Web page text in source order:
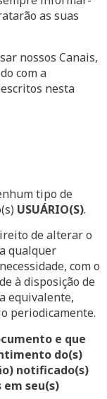
as suas
nossos Canais,
com a
nesta
tipo de
USUÁRIO(S).
de alterar o
qualquer
com o
à disposição de
equivalente,
periodicamente.
e que
do(s)
notificado(s)
seu(s)